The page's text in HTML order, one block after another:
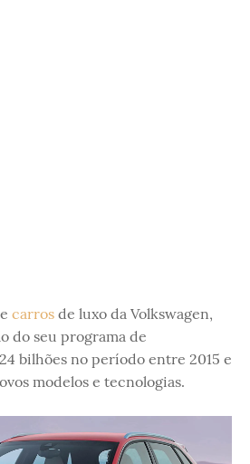
carros de luxo da Volkswagen,
do seu programa de
bilhões no período entre 2015 e
modelos e tecnologias.